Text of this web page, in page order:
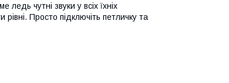
ледь чутні звуки у всіх їхніх
Просто підключіть петличку та